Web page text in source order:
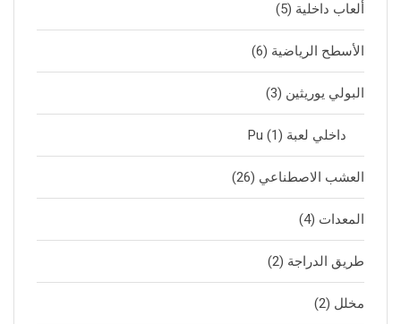
ألعاب داخلية (5)
الأسطح الرياضية (6)
البولي يوريثين (3)
داخلي لعبة Pu (1)
العشب الاصطناعي (26)
المعدات (4)
طريق الدراجة (2)
مخلل (2)